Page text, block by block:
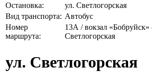
Остановка:
ул. Светлогорская
Вид транспорта: Автобус
Номер
маршрута:
13А / вокзал
Светлогорская
ул. Светлогорская